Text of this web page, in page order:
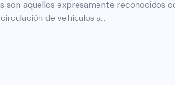
son aquellos expresamente reconocidos
de vehículos a…